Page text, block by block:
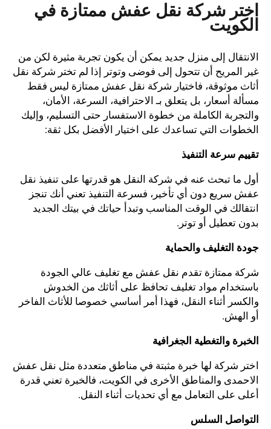
اختر شركة نقل عفش ممتازة في
الكويت
الانتقال إلى منزل جديد يمكن أن يكون تجربة مثيرة لكن من
غير المريح أن تتحول إلى فوضى وتوتر إذا لم تختر شركة نقل
أثاث موثوقة، فاختيار شركة نقل عفش ممتازة ليس فقط
مسألة أسعار، بل يتعلق بـ الاحترافية، السرعة، الأمان،
والتجربة الكاملة من خطوة الاستفسار حتى التسليم، وإليك
الخطوات التي تساعدك على اختيار الأفضل بكل ثقة:
تقييم سرعة التنفيذ
أول ما تبحث عنه في شركة النقل هو قدرتها على تنفيذ نقل
عفش سريع دون أي تأخير، فسرعة التنفيذ تعني أنك تنجز
انتقالك في الوقت المناسب وتبدأ حياتك في بيتك الجديد
بدون تعطيل أو توتر.
جودة التغليف والحماية
شركة ممتازة تقدم نقل عفش مع تغليف عالي الجودة
باستخدام مواد تغليف تحافظ على أثاثك من الخدوش
والكسر أثناء النقل، فهذا أمر أساسي خصوصا للأثاث الفاخر
أو الهش.
الخبرة والتغطية الجغرافية
اختر شركة لها خبرة مثبتة في مناطق متعددة مثل نقل عفش
الاحمدى والمناطق الأخرى في الكويت، فالخبرة تعني قدرة
أعلى على التعامل مع أي تحديات أثناء النقل.
التواصل السلس